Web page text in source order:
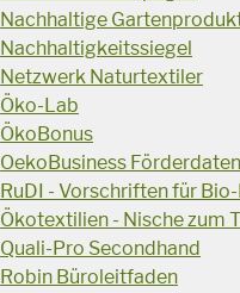
Nachhaltige
Nachhaltigkeitssiegel
Netzwerk Naturtextiler
Öko-Lab
ÖkoBonus
OekoBusiness
RuDI - Vorschriften für
Ökotextilien - Nische zum
Quali-Pro Secondhand
Robin Büroleitfaden